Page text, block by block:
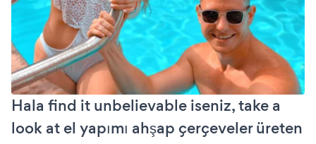
Hala find it unbelievable iseniz, take a
look at el yapımı ahşap çerçeveler üreten